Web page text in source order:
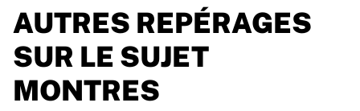
AUTRES REPÉRAGES
SUR LE SUJET
MONTRES